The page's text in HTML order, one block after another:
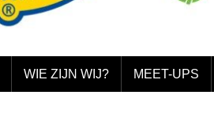
WIE ZIJN WIJ? MEET-UPS